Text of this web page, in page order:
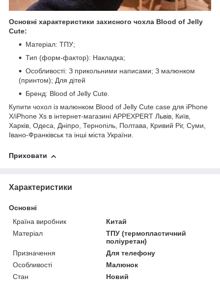
Основні характеристики захисного чохла Blood of Jelly
Cute:
Матеріал: ТПУ;
Тип (форм-фактор): Накладка;
Особливості: З прикольними написами; З малюнком
(принтом); Для дітей
Бренд: Blood of Jelly Cute.
Купити чохол із малюнком Blood of Jelly Cute case для iPhone
X/iPhone Xs в інтернет-магазині APPEXPERT Львів, Київ,
Харків, Одеса, Дніпро, Тернопіль, Полтава, Кривий Ріг, Суми,
Івано-Франківськ та інші міста України.
Приховати
Характеристики
Основні
Країна виробник
Китай
Матеріал
ТПУ (термопластичний
поліуретан)
Призначення
Для телефону
Особливості
Малюнок
Стан
Новий